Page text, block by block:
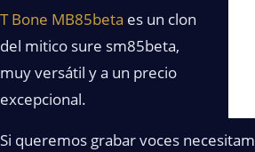
T Bone MB85beta es un clon
del mitico sure sm85beta,
muy versátil y a un precio
excepcional.
Si queremos grabar voces